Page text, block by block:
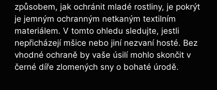
způsobem, jak ochránit mladé rostliny, je pokrýt
je jemným ochranným netkaným textilním
materiálem. V tomto ohledu sledujte, jestli
nepřicházejí mšice nebo jiní nezvaní hosté. Bez
vhodné ochraně by vaše úsilí mohlo skončit v
černé díře zlomených sny o bohaté úrodě.